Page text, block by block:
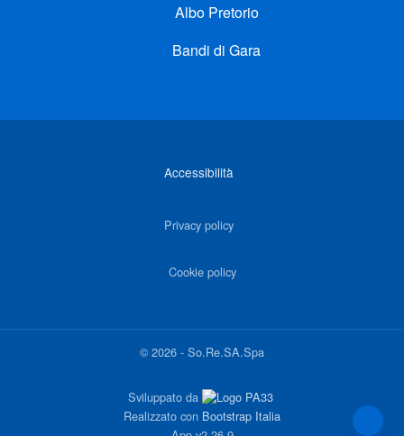
Albo Pretorio
Bandi di Gara
Accessibilità
Privacy policy
Cookie policy
©2026 - So.Re.SA.Spa
Sviluppato da
Realizzato con Bootstrap Italia